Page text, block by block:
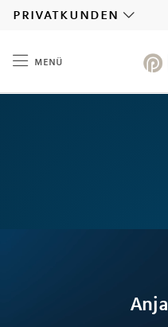
privatkunden
menü
Anja